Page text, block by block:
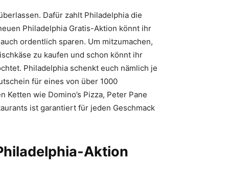
Dafür zahlt Philadelphia die
Philadelphia Gratis-Aktion könnt ihr
ordentlich sparen. Um mitzumachen,
zu kaufen und schon könnt ihr
Philadelphia schenkt euch nämlich je
für eines von über 1000
wie Domino’s Pizza, Peter Pane
ist garantiert für jeden Geschmack
Aktion